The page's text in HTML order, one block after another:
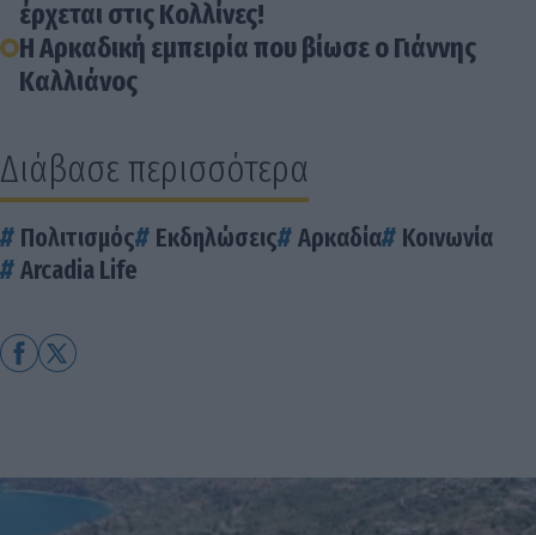
έρχεται στις Κολλίνες!
Η Αρκαδική εμπειρία που βίωσε ο Γιάννης
Καλλιάνος
Διάβασε περισσότερα
Πολιτισμός Εκδηλώσεις Αρκαδία
Κοινωνία
Arcadia Life